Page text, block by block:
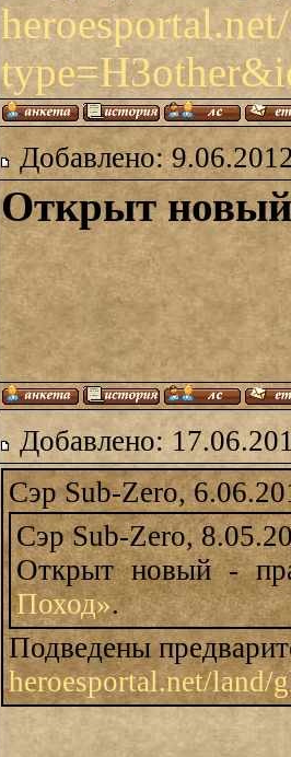
Добавлено:
Открыт
Добавлено:
Сэр Sub-Zero,
Сэр Sub-Zero,
Открыт новый -
Поход».
Подведены
heroesportal.net/land/